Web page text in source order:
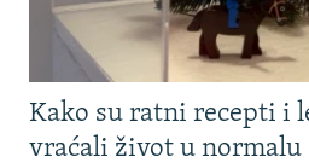
Kako su ratni recepti i
vraćali život u normalu